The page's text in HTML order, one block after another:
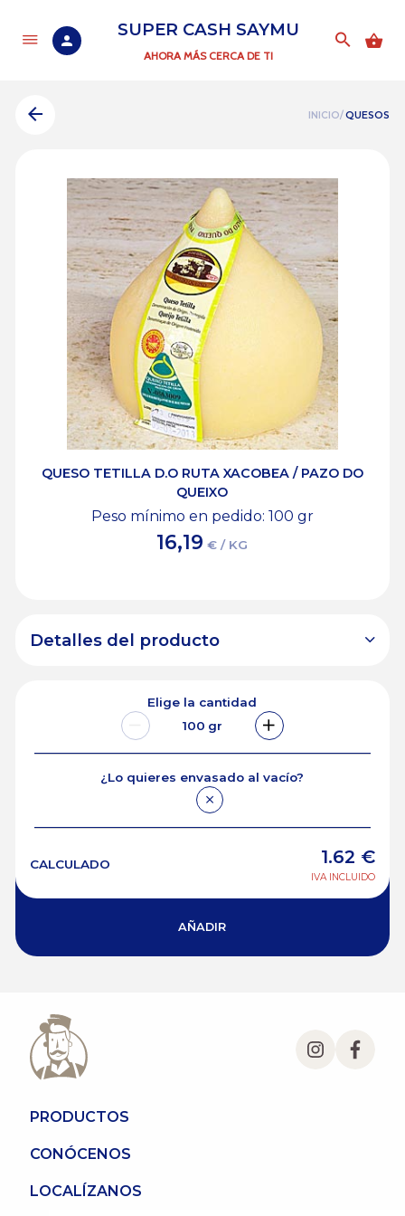
SUPER CASH SAYMU
AHORA MÁS CERCA DE TI
INICIO/QUESOS
QUESO TETILLA D.O RUTA XACOBEA / PAZO DO
QUEIXO
Peso mínimo en pedido: 100 gr
16,19 € / KG
Detalles del producto
Elige la cantidad
100 gr
¿Lo quieres envasado al vacío?
CALCULADO 1.62 €
IVA INCLUIDO
AÑADIR
PRODUCTOS
CONÓCENOS
LOCALÍZANOS